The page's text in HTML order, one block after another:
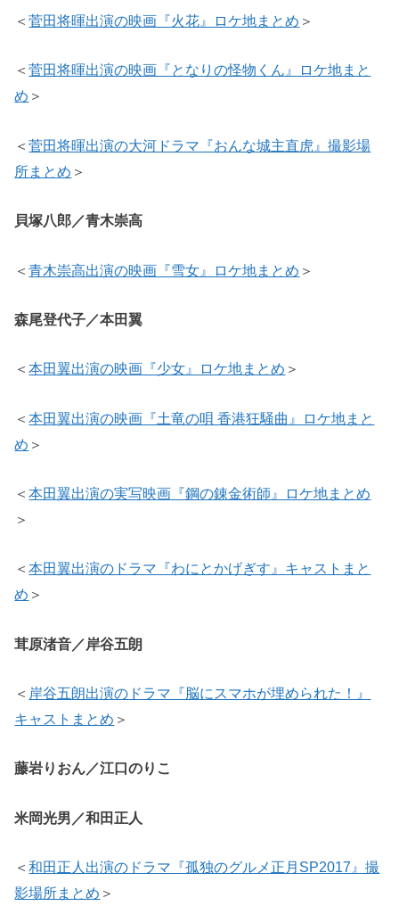
＜菅田将暉出演の映画『火花』ロケ地まとめ ＞
＜菅田将暉出演の映画『となりの怪物くん』ロケ地まと
め ＞
＜菅田将暉出演の大河ドラマ『おんな城主直虎』撮影場
所まとめ ＞
貝塚八郎／青木崇高
＜青木崇高出演の映画『雪女』ロケ地まとめ ＞
森尾登代子／本田翼
＜本田翼出演の映画『少女』ロケ地まとめ ＞
＜本田翼出演の映画『土竜の唄 香港狂騒曲』ロケ地まと
め ＞
＜本田翼出演の実写映画『鋼の錬金術師』ロケ地まとめ
＞
＜本田翼出演のドラマ『わにとかげぎす』キャストまと
め ＞
茸原渚音／岸谷五朗
＜ 岸谷五朗出演のドラマ『脳にスマホが埋められた！』
キャストまとめ ＞
藤岩りおん／江口のりこ
米岡光男／和田正人
＜和田正人出演のドラマ『孤独のグルメ正月SP2017』撮
影場所まとめ ＞